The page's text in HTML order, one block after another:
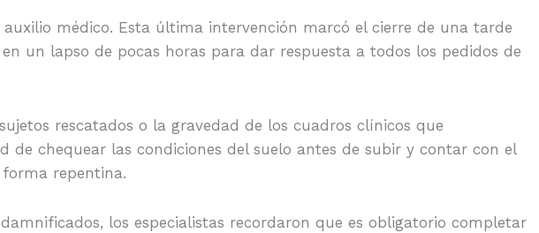
médico. Esta última intervención marcó el cierre de una tarde
un lapso de pocas horas para dar respuesta a todos los pedidos de
rescatados o la gravedad de los cuadros clínicos que
de chequear las condiciones del suelo antes de subir y contar con el
repentina.
los especialistas recordaron que es obligatorio completar